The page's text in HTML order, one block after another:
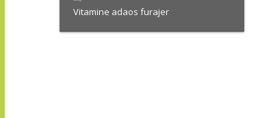
Vitamine adaos furajer